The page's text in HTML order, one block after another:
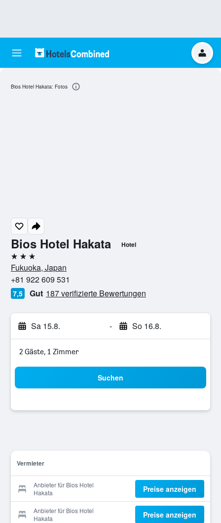
Bios Hotel Hakata Hotel
3 Sterne
Fukuoka, Japan
+81 922 609 531
7,5 Gut 187 verifizierte Bewertungen
Sa 15.8. - So 16.8.
2 Gäste, 1 Zimmer
Suchen
Vermieter
Anbieter für Bios Hotel
Hakata
Preise anzeigen
Anbieter für Bios Hotel
Hakata
Preise anzeigen
Bios Hotel Hakata: Fotos